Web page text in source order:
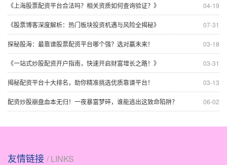
04-19
《上海股票配资平台合法吗？相关资质如何查询验证？》
07-31
《股票博客深度解析：热门板块投资机遇与风险全揭秘》
03-18
探秘股海：最靠谱股票配资平台哪个强？选对赢未来！
03-31
《一站式炒股配资开户指南，快速开启财富增长之路！》
03-13
揭秘配资平台十大排名，助你精准挑选优质靠谱平台！
06-02
配资炒股崩盘血本无归！一夜暴富梦碎，谁能逃出这致命陷阱？
友情链接 / LINKS